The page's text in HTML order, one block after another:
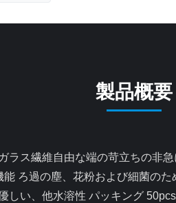
製品概要
ろ過の塵、花粉および細菌の
い、他水溶性 パッキング